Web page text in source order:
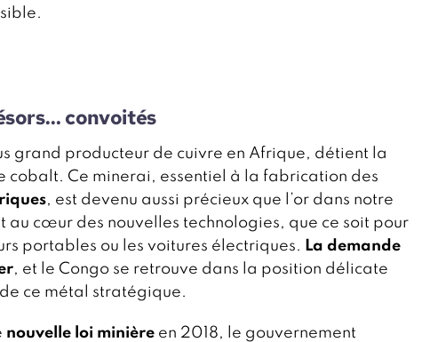
convoités
grand producteur de cuivre en Afrique, détient la
cobalt. Ce minerai, essentiel à la fabrication des
, est devenu aussi précieux que l’or dans notre
au cœur des nouvelles technologies, que ce soit pour
portables ou les voitures électriques. La demande
, et le Congo se retrouve dans la position délicate
ce métal stratégique.
nouvelle loi minière en 2018, le gouvernement